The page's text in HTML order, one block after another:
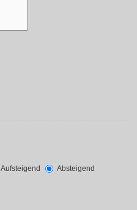
Aufsteigend
Absteigend